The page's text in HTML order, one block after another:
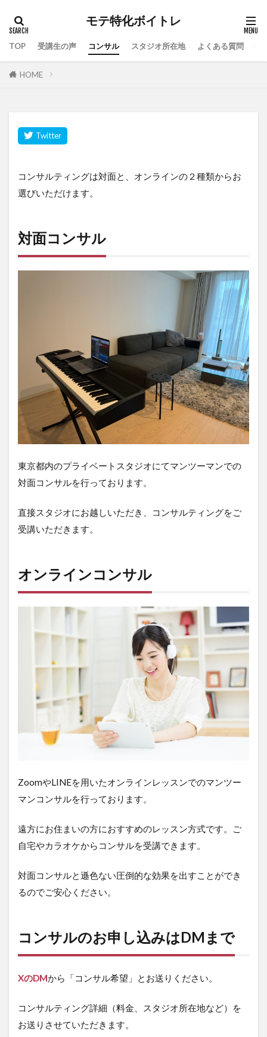
モテ特化ボイトレ
TOP 受講生の声 コンサル スタジオ所在地 よくある質問
HOME
コンサルティングは対面と、オンラインの２種類からお
選びいただけます。
対面コンサル
東京都内のプライベートスタジオにてマンツーマンでの
対面コンサルを行っております。
直接スタジオにお越しいただき、コンサルティングをご
受講いただきます。
オンラインコンサル
ZoomやLINEを用いたオンラインレッスンでのマンツー
マンコンサルを行っております。
遠方にお住まいの方におすすめのレッスン方式です。ご
自宅やカラオケからコンサルを受講できます。
対面コンサルと遜色ない圧倒的な効果を出すことができ
るのでご安心ください。
コンサルのお申し込みはDMまで
XのDMから「コンサル希望」とお送りください。
コンサルティング詳細（料金、スタジオ所在地など）を
お送りさせていただきます。